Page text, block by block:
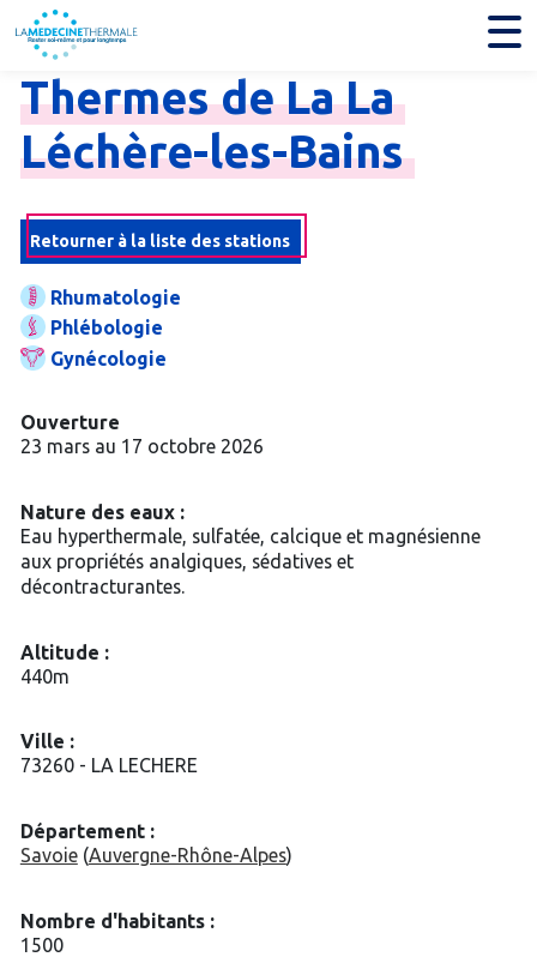
ThermesdeLaLa
Léchère-les-Bains
Retourner à la liste des stations
Rhumatologie
Phlébologie
Gynécologie
Ouverture
23 mars au 17 octobre 2026
Nature des eaux :
Eau hyperthermale, sulfatée, calcique et magnésienne
aux propriétés analgiques, sédatives et
décontracturantes.
Altitude :
440m
Ville :
73260 - LA LECHERE
Département :
Savoie(Auvergne-Rhône-Alpes)
Nombre d'habitants :
1500